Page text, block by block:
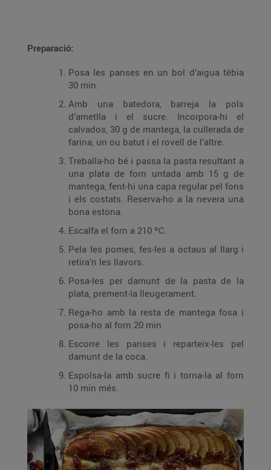
Preparació:
Posa les panses en un bol d’aigua tèbia
30 min.
Amb una batedora, barreja la pols
d’ametlla i el sucre. Incorpora-hi el
calvados, 30 g de mantega, la cullerada de
farina, un ou batut i el rovell de l’altre.
Treballa-ho bé i passa la pasta resultant a
una plata de forn untada amb 15 g de
mantega, fent-hi una capa regular pel fons
i els costats. Reserva-ho a la nevera una
bona estona.
Escalfa el forn a 210 ºC.
Pela les pomes, fes-les a octaus al llarg i
retira’n les llavors.
Posa-les per damunt de la pasta de la
plata, prement-la lleugerament.
Rega-ho amb la resta de mantega fosa i
posa-ho al forn 20 min.
Escorre les panses i reparteix-les pel
damunt de la coca.
Espolsa-la amb sucre fi i torna-la al forn
10 min més.